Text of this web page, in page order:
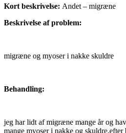
Kort beskrivelse: Andet – migræne
Beskrivelse af problem:
migræne og myoser i nakke skuldre
Behandling:
jeg har lidt af migræne mange år og
mange myoser i nakke og